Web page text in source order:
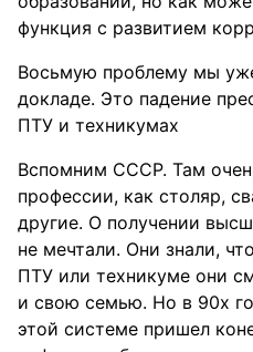
функция с развитием
Восьмую проблему мы
докладе. Это падение
ПТУ и техникумах
Вспомним СССР. Там
профессии, как столяр,
другие. О получении
не мечтали. Они знали,
ПТУ или техникуме они
и свою семью. Но в 90х
этой системе пришел